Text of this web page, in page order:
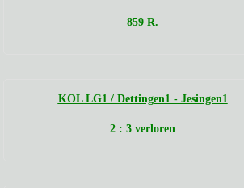
859 R.
KOL LG1 / Dettingen1 - Jesingen1
2 : 3 verloren